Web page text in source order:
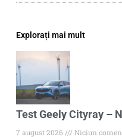
Explorați mai mult
Test Geely Cityray –
7 august 2026
Niciun